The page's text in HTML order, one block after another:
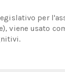
per
viene usato